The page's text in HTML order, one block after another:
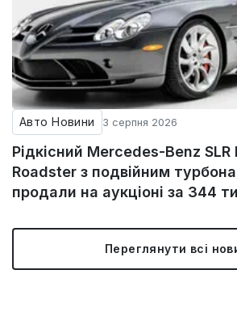
Авто Новини 3 серпня 2026
Рідкісний Mercedes-Benz SLR
Roadster з подвійним
продали на аукціоні за 344
Переглянути всі